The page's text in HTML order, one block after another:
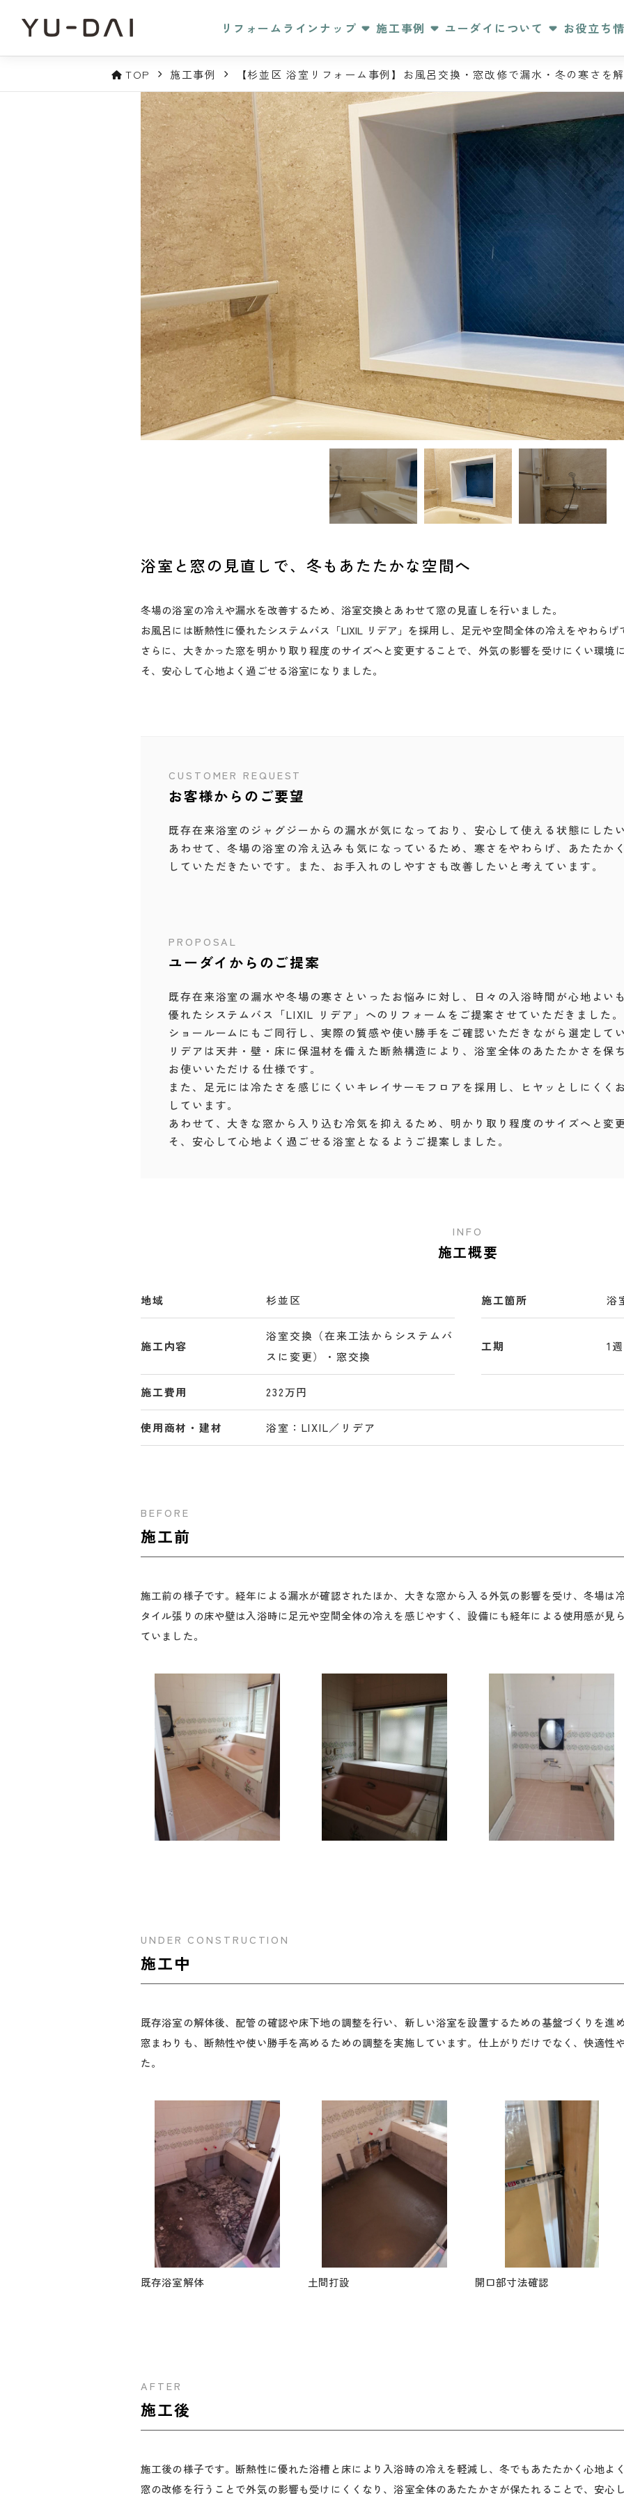
リフォームラインナップ 施工事例 ユーダイについて お役立ち
TOP 施工事例 【杉並区 浴室リフォーム事例】お風呂交換・窓改修で漏水・冬の寒さを
浴室と窓の見直しで、冬もあたたかな空間へ
冬場の浴室の冷えや漏水を改善するため、浴室交換とあわせて窓の見直しを行いました。
お風呂には断熱性に優れたシステムバス「LIXIL リデア」を採用し、足元や空間全体の冷えをやわらげ
さらに、大きかった窓を明かり取り程度のサイズへと変更することで、外気の影響を受けにくい環境
そ、安心して心地よく過ごせる浴室になりました。
CUSTOMER REQUEST
お客様からのご要望
既存在来浴室のジャグジーからの漏水が気になっており、安心して使える状態にした
あわせて、冬場の浴室の冷え込みも気になっているため、寒さをやわらげ、あたたか
していただきたいです。また、お手入れのしやすさも改善したいと考えています。
PROPOSAL
ユーダイからのご提案
既存在来浴室の漏水や冬場の寒さといったお悩みに対し、日々の入浴時間が心地よい
優れたシステムバス「LIXIL リデア」へのリフォームをご提案させていただきました。
ショールームにもご同行し、実際の質感や使い勝手をご確認いただきながら選定して
リデアは天井・壁・床に保温材を備えた断熱構造により、浴室全体のあたたかさを保
お使いいただける仕様です。
また、足元には冷たさを感じにくいキレイサーモフロアを採用し、ヒヤッとしにくく
しています。
あわせて、大きな窓から入り込む冷気を抑えるため、明かり取り程度のサイズへと変
そ、安心して心地よく過ごせる浴室となるようご提案しました。
INFO
施工概要
地域 杉並区 施工箇所 浴
施工内容
浴室交換（在来工法からシステムバ
スに変更）・窓交換
工期 1
施工費用 232万円
使用商材・建材 浴室：LIXIL／リデア
BEFORE
施工前
施工前の様子です。経年による漏水が確認されたほか、大きな窓から入る外気の影響を受け、冬場は
タイル張りの床や壁は入浴時に足元や空間全体の冷えを感じやすく、設備にも経年による使用感が見
ていました。
UNDER CONSTRUCTION
施工中
既存浴室の解体後、配管の確認や床下地の調整を行い、新しい浴室を設置するための基盤づくりを進
窓まわりも、断熱性や使い勝手を高めるための調整を実施しています。仕上がりだけでなく、快適性
た。
既存浴室解体 土間打設 開口部寸法確認
AFTER
施工後
施工後の様子です。断熱性に優れた浴槽と床により入浴時の冷えを軽減し、冬でもあたたかく心地よ
窓の改修を行うことで外気の影響も受けにくくなり、浴室全体のあたたかさが保たれることで、安心